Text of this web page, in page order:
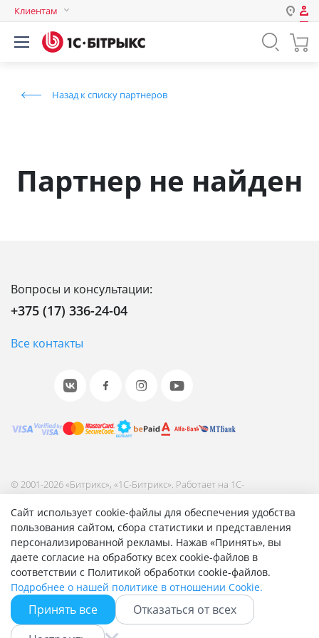
Сайт использует cookie-файлы для обеспечения удобства
пользования сайтом, сбора статистики и представления
персонализированной рекламы. Нажав «Принять», вы
даете согласие на обработку всех cookie-файлов в
соответствии с Политикой обработки cookie-файлов.
Подробнее о нашей политике в отношении Cookie.
Принять все
Отказаться от всех
Клиентам
Авторизация
или войдите с помощью
Назад к списку партнеров
Партнер не найден
Вопросы и консультации:
+375 (17) 336-24-04
Все контакты
© 2001-2026 «Битрикс», «1С-Битрикс». Работает на 1С-
Битрикс: Управление сайтом.
Согласие на обработку персональных данных
Отзыв согласия на обработку персональных данных
Политика обработки персональных данных
Соглашение об использовании сайта
Быстро с 1С-Битрикс